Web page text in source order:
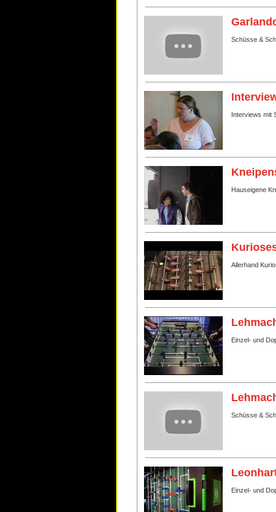
Schüsse &
Interviews mit
Hauseigene
Allerhand
Einzel- und
Schüsse &
Einzel- und